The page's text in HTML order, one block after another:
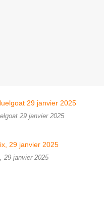
29 janvier 2025
29 janvier 2025